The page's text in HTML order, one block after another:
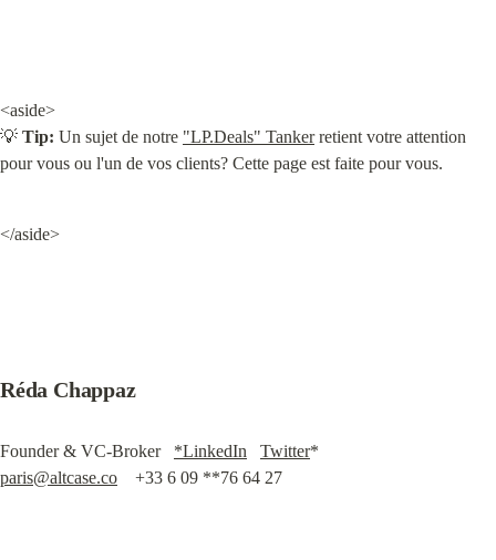
<aside>
💡 Tip: Un sujet de notre "LP.Deals" Tanker retient votre attention
pour vous ou l'un de vos clients? Cette page est faite pour vous.
</aside>
Réda Chappaz
Founder & VC-Broker *LinkedIn Twitter
paris@altcase.co
    +33 6 09 **76 64 27